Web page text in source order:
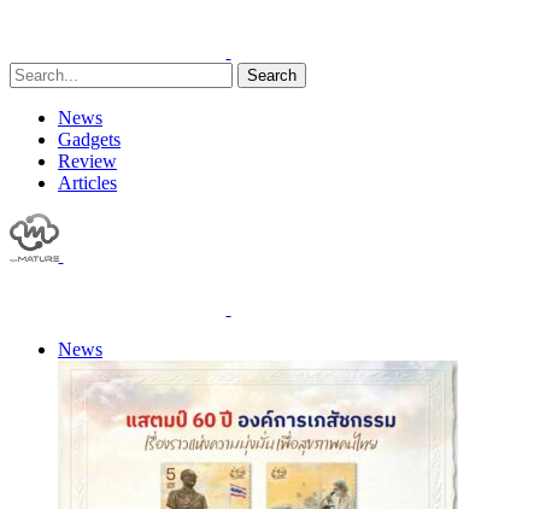
Search
News
Gadgets
Review
Articles
News